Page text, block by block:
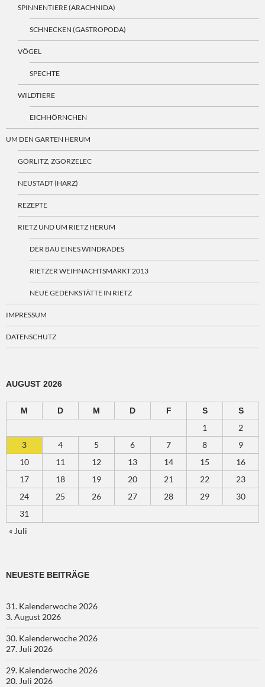
SPINNENTIERE (ARACHNIDA)
SCHNECKEN (GASTROPODA)
VÖGEL
SPECHTE
WILDTIERE
EICHHÖRNCHEN
UM DEN GARTEN HERUM
GÖRLITZ, ZGORZELEC
NEUSTADT (HARZ)
REZEPTE
RIETZ UND UM RIETZ HERUM
DER BAU EINES WINDRADES
RIETZER WEIHNACHTSMARKT 2013
NEUE GEDENKSTÄTTE IN RIETZ
IMPRESSUM
DATENSCHUTZ
AUGUST 2026
M D M D F S S
1
2
3
4 5 6 7 8
9
10
11 12 13 14 15
16
17
18 19 20 21 22
23
24
25 26 27 28 29
30
31
« Juli
NEUESTE BEITRÄGE
31. Kalenderwoche 2026
3. August 2026
30. Kalenderwoche 2026
27. Juli 2026
29. Kalenderwoche 2026
20. Juli 2026